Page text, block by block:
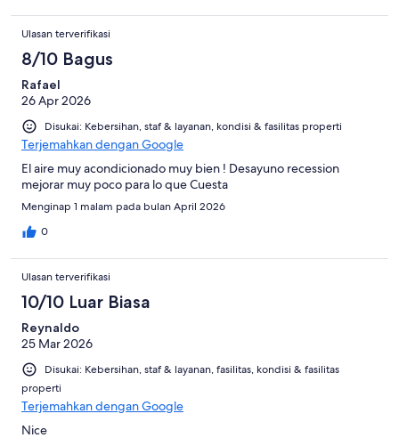
Ulasan terverifikasi
8/10 Bagus
Rafael
26 Apr 2026
Disukai: Kebersihan, staf & layanan, kondisi & fasilitas properti
Terjemahkan dengan Google
El aire muy acondicionado muy bien ! Desayuno recession
mejorar muy poco para lo que Cuesta
Menginap 1 malam pada bulan April 2026
0
Ulasan terverifikasi
10/10 Luar Biasa
Reynaldo
25 Mar 2026
Disukai: Kebersihan, staf & layanan, fasilitas, kondisi & fasilitas
properti
Terjemahkan dengan Google
Nice